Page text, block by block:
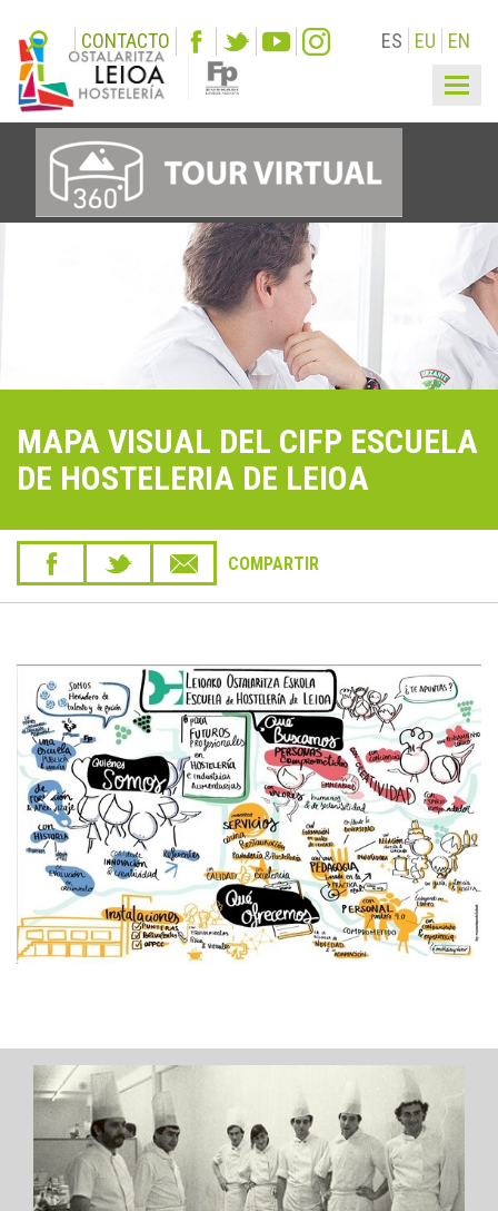
CONTACTO ES EU EN
MAPA VISUAL DEL CIFP ESCUELA
DE HOSTELERIA DE LEIOA
COMPARTIR
Previous Next